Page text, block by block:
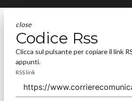
close
Codice Rss
Clicca sul pulsante per copiare il link
appunti.
RSS link